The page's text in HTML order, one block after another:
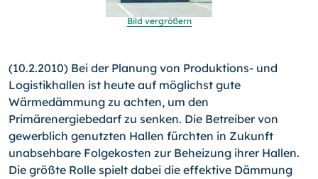
Bild vergrößern
(10.2.2010) Bei der Planung von Produktions- und
Logistikhallen ist heute auf möglichst gute
Wärmedämmung zu achten, um den
Primärenergiebedarf zu senken. Die Betreiber von
gewerblich genutzten Hallen fürchten in Zukunft
unabsehbare Folgekosten zur Beheizung ihrer Hallen.
Die größte Rolle spielt dabei die effektive Dämmung